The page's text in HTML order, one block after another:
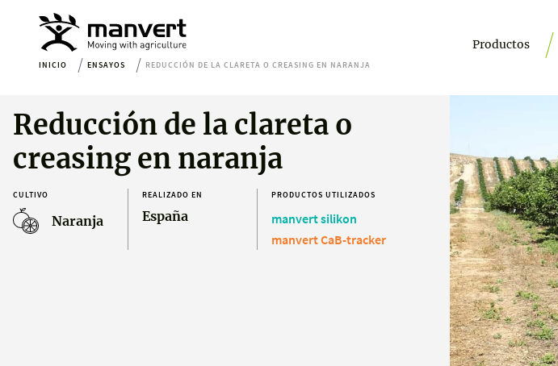
Productos
INICIO ENSAYOS REDUCCIÓN DE LA CLARETA O CREASING EN NARANJA
Reducción de la clareta o
creasing en naranja
CULTIVO
Naranja
REALIZADO EN
España
PRODUCTOS UTILIZADOS
manvert silikon
manvert CaB-tracker